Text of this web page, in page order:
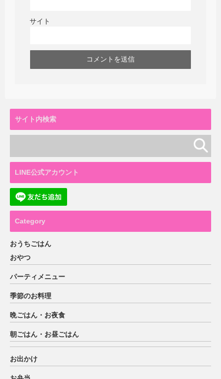
サイト
サイト内検索
LINE公式アカウント
Category
おうちごはん
おやつ
パーティメニュー
季節のお料理
晩ごはん・お夜食
朝ごはん・お昼ごはん
お出かけ